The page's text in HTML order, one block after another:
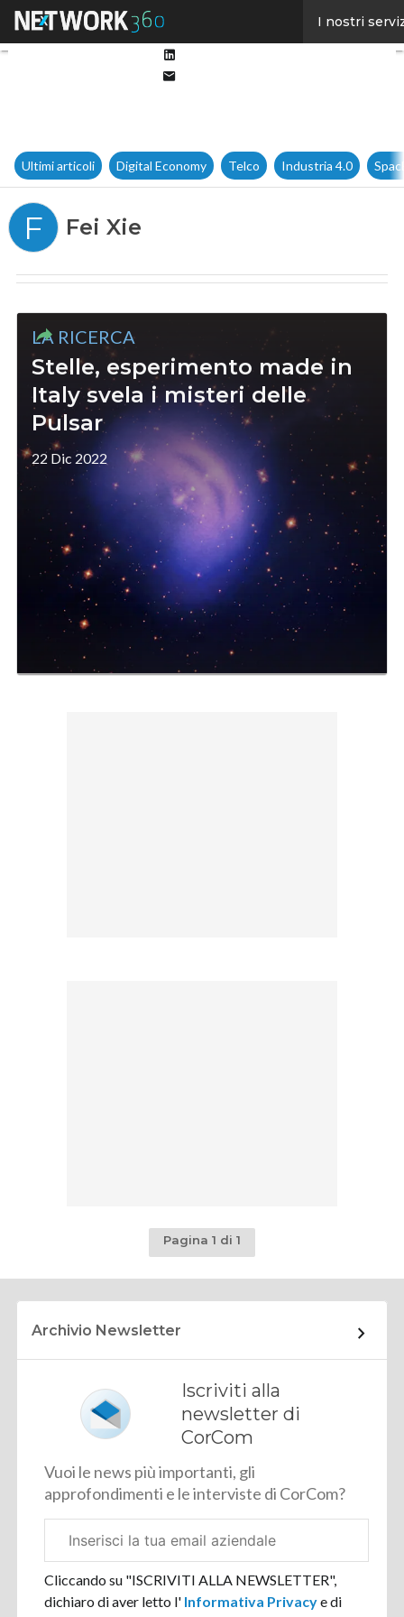
I nostri
Ultimi articoli Digital Economy Telco Industria 4.0
F Fei Xie
LA RICERCA
Stelle, esperimento made in
Italy svela i misteri delle
Pulsar
22 Dic 2022
Pagina 1 di 1
Archivio Newsletter
Iscriviti alla
newsletter di
CorCom
Vuoi le news più importanti, gli
approfondimenti e le interviste di CorCom?
aziendale
Cliccando su "ISCRIVITI ALLA NEWSLETTER",
dichiaro di aver letto l' Informativa Privacye di